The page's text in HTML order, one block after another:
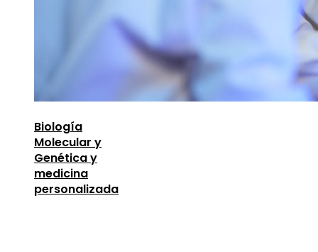
Biología
Molecular y
Genética y
medicina
personalizada